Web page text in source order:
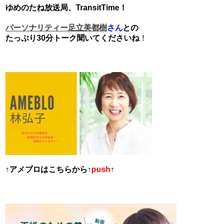
ゆめのたね放送局、TransitTime！
パーソナリティー足立美都樹さんとの
たっぷり30分トーク聞いてくださいね ！
↑アメブロはこちらから ↑push↑